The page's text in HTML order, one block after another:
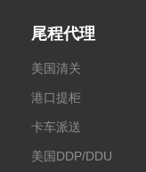
尾程代理
美国清关
港口提柜
卡车派送
美国DDP/DDU